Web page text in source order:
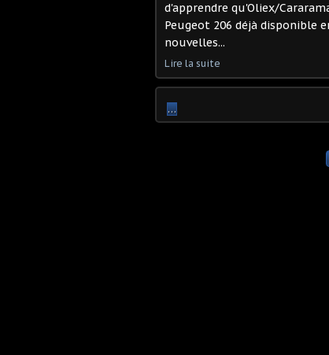
d'apprendre qu'Oliex/
Peugeot 206 déjà disponible
nouvelles...
Lire la suite
…